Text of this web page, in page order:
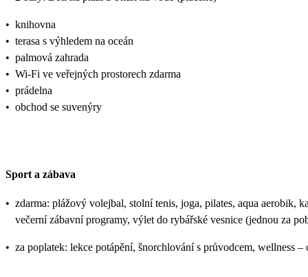
• knihovna
• terasa s výhledem na oceán
• palmová zahrada
• Wi-Fi ve veřejných prostorech zdarma
• prádelna
• obchod se suvenýry
Sport a zábava
• zdarma: plážový volejbal, stolní tenis, joga, pilates, aqua aerobik,
večerní zábavní programy, výlet do rybářské vesnice (jednou za
• za poplatek: lekce potápění, šnorchlování s průvodcem, wellness –